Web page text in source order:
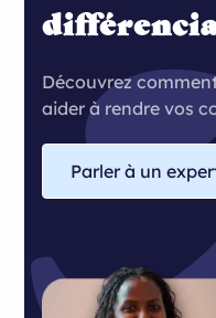
Découvrez
aider à rendre vos
Parler à un